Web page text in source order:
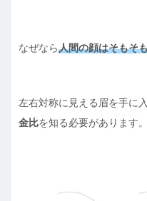
なぜなら人間の顔はそもそ
左右対称に見える眉を手に
金比を知る必要があります。